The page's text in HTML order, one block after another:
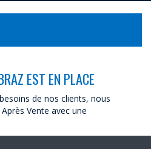
EST EN PLACE
de nos clients, nous
Vente avec une